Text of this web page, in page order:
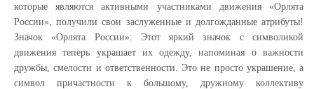
которые являются активными участниками движения «Орлята
России», получили свои заслуженные и долгожданные атрибуты!
Значок «Орлята России»: Этот яркий значок с символикой
движения теперь украшает их одежду, напоминая о важности
дружбы, смелости и ответственности. Это не просто украшение, а
символ причастности к большому, дружному коллективу